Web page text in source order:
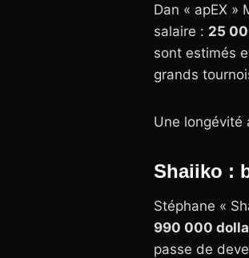
Dan « apEX »
salaire : 25
sont estimés
grands
Une longévité
Shaiiko :
Stéphane «
990 000
passe de